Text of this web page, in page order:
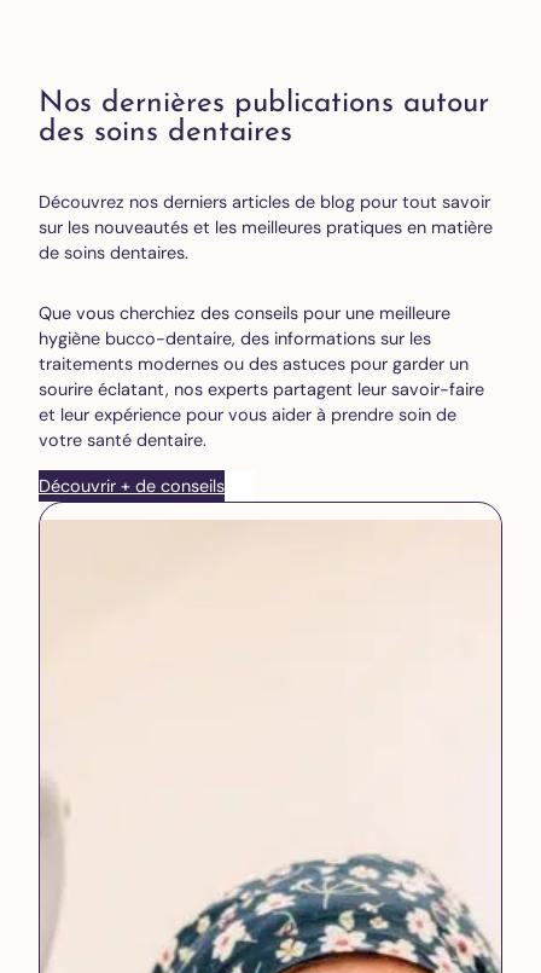
Nos dernières publications autour
des soins dentaires
Découvrez nos derniers articles de blog pour tout savoir
sur les nouveautés et les meilleures pratiques en matière
de soins dentaires.
Que vous cherchiez des conseils pour une meilleure
hygiène bucco-dentaire, des informations sur les
traitements modernes ou des astuces pour garder un
sourire éclatant, nos experts partagent leur savoir-faire
et leur expérience pour vous aider à prendre soin de
votre santé dentaire.
Découvrir + de conseils